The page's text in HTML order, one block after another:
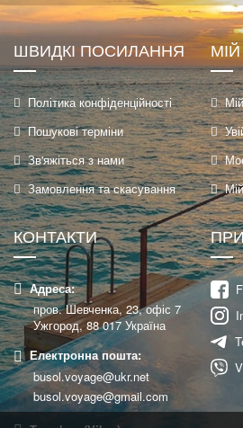
новин:
ШВИДКІ ПОСИЛАННЯ
Політика конфіденційності
Пошукові терміни
Зв'яжіться з нами
Замовлення та скасування
КОНТАКТИ
Адреса:
пров. Шевченка, 23, офіс 7
Ужгород, 88 017 Україна
Електронна пошта:
busol.voyage@ukr.net
busol.voyage@gmail.com